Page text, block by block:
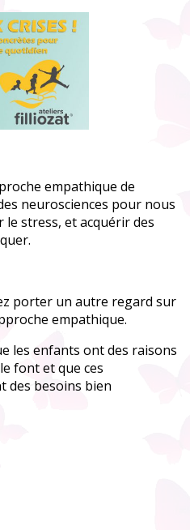
empathique de
neurosciences pour nous
stress, et acquérir des
porter un autre regard sur
empathique.
les enfants ont des raisons
font et que ces
des besoins bien